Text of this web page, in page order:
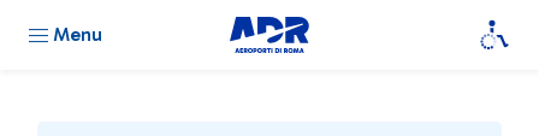
Menu